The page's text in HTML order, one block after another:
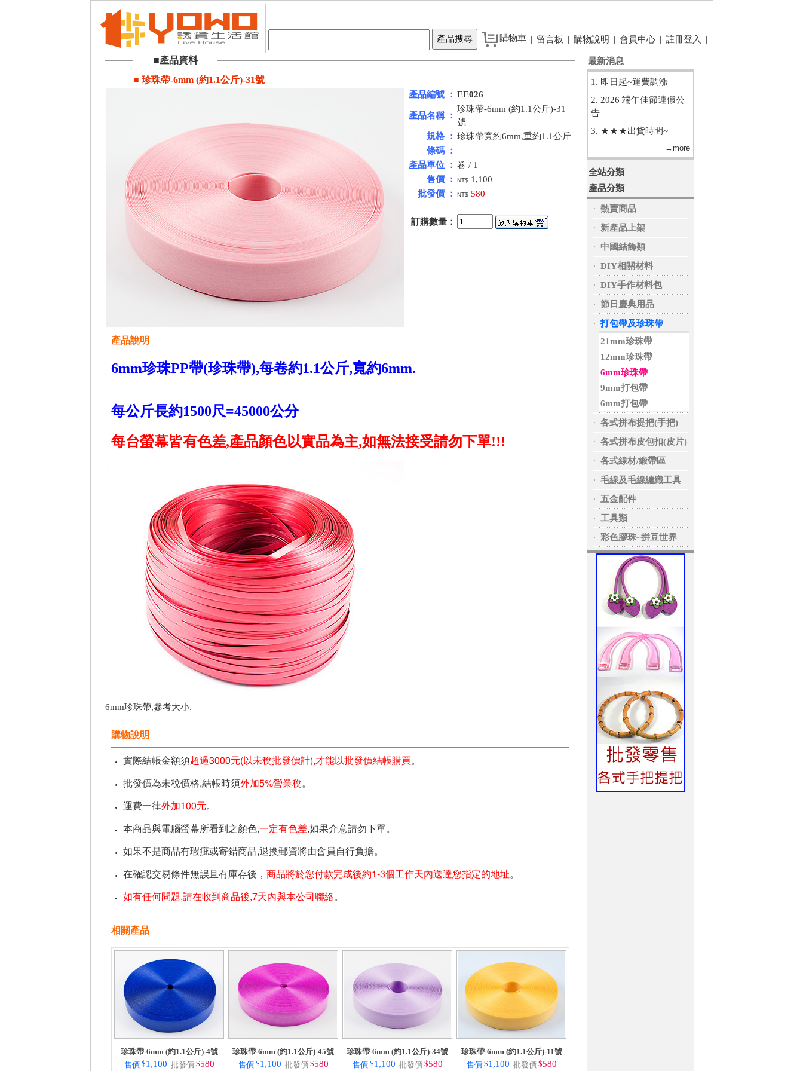
購物車 | 留言板 | 購物說明 | 會員中心 | 註冊登入 |
■產品資料
■ 珍珠帶-6mm (約1.1公斤)-31號
產品編號 ： EE026
產品名稱 ：
珍珠帶-6mm (約1.1公斤)-31
號
規格 ： 珍珠帶寬約6mm,重約1.1公斤
條碼 ：
產品單位 ： 卷 / 1
售價 ：
NT$ 1,100
批發價 ：
NT$ 580
訂購數量：
產品說明
6mm珍珠PP帶(珍珠帶),每卷約1.1公斤,寬約6mm.
每公斤長約1500尺=45000公分
每台螢幕皆有色差,產品顏色以實品為主,如無法接受請勿下單!!!
6mm珍珠帶,參考大小.
購物說明
實際結帳金額須超過3000元(以未稅批發價計),才能以批發價結帳購買。
批發價為未稅價格,結帳時須外加5%營業稅。
運費一律外加100元。
本商品與電腦螢幕所看到之顏色,一定有色差,如果介意請勿下單。
如果不是商品有瑕疵或寄錯商品,退換郵資將由會員自行負擔。
在確認交易條件無誤且有庫存後， 商品將於您付款完成後約1-3個工作天內送達您指定的地址。
如有任何問題,請在收到商品後,7天內與本公司聯絡。
相關產品
珍珠帶-6mm (約1.1公斤)-4號
售價 $1,100 批發價 $580
珍珠帶-6mm (約1.1公斤)-45號
售價 $1,100 批發價 $580
珍珠帶-6mm (約1.1公斤)-34號
售價 $1,100 批發價 $580
珍珠帶-6mm (約1.1公斤)-11號
售價 $1,100 批發價 $580
最新消息
1. 即日起~運費調漲
2. 2026 端午佳節連假公
告
3. ★★★出貨時間~
→more
全站分類
產品分類
‧ 熱賣商品
‧ 新產品上架
‧ 中國結飾類
‧ DIY相關材料
‧ DIY手作材料包
‧ 節日慶典用品
‧ 打包帶及珍珠帶
21mm珍珠帶
12mm珍珠帶
6mm珍珠帶
9mm打包帶
6mm打包帶
‧ 各式拼布提把(手把)
‧ 各式拼布皮包扣(皮片)
‧ 各式線材/緞帶區
‧ 毛線及毛線編織工具
‧ 五金配件
‧ 工具類
‧ 彩色膠珠~拼豆世界